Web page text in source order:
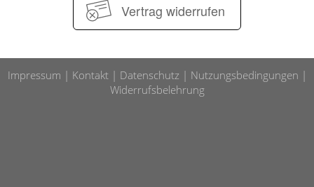
Vertrag widerrufen
Impressum Kontakt Datenschutz
Nutzungsbedingungen
Widerrufsbelehrung